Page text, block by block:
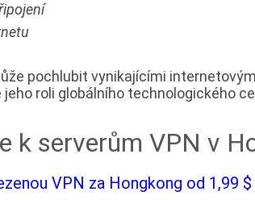
pochlubit vynikajícími
jeho roli globálního technologického
k serverům VPN v
VPN za Hongkong od 1,99 $